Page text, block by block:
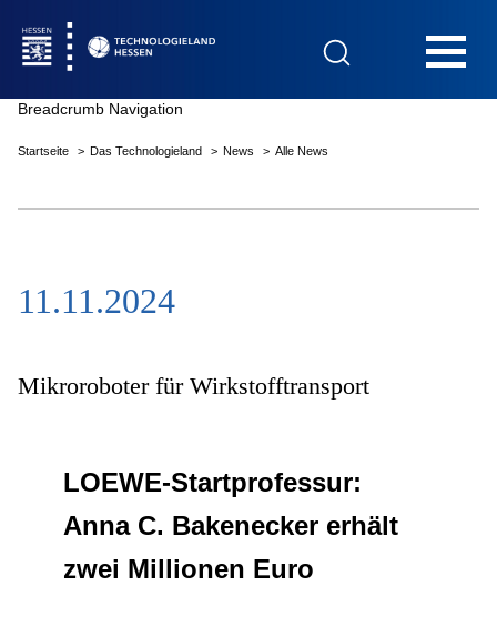
Das Technologieland
Innovationsfelder
Netzwerke
Breadcrumb Navigation
Startseite Das Technologieland News Alle News
11.11.2024
Mikroroboter für Wirkstofftransport
LOEWE-Startprofessur:
Anna C. Bakenecker erhält
zwei Millionen Euro